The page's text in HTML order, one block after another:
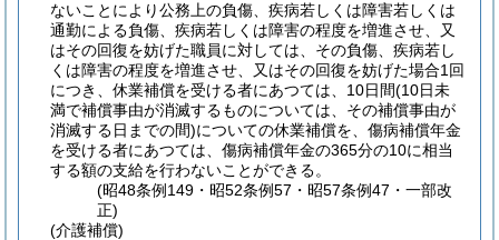
ないことにより公務上の負傷、疾病若しくは障害若しくは
通勤による負傷、疾病若しくは障害の程度を増進させ、又
はその回復を妨げた職員に対しては、その負傷、疾病若し
くは障害の程度を増進させ、又はその回復を妨げた場合1回
につき、休業補償を受ける者にあつては、10日間(10日未
満で補償事由が消滅するものについては、その補償事由が
消滅する日までの間)についての休業補償を、傷病補償年金
を受ける者にあつては、傷病補償年金の365分の10に相当
する額の支給を行わないことができる。
(昭48条例149・昭52条例57・昭57条例47・一部改
正)
(介護補償)